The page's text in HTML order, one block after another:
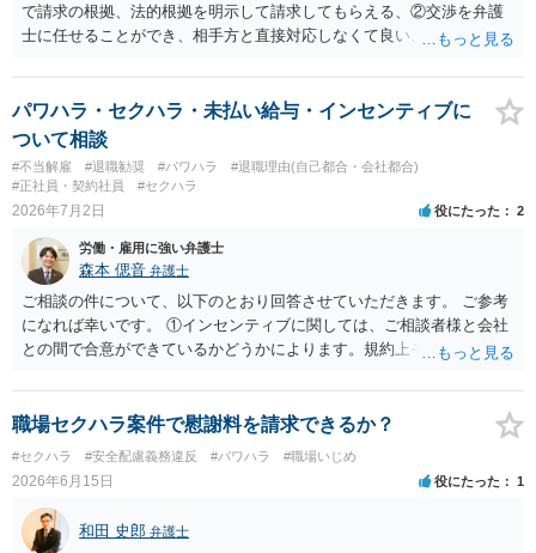
で請求の根拠、法的根拠を明示して請求してもらえる、②交渉を弁護
士に任せることができ、相手方と直接対応しなくて良い、というとこ
請求は可能ですが、相手が任意に払うかどうかは分かりません。 ２
民事訴訟に証拠の制限はありませんが、秘密録音はプライバシー保護
の観点から、裁判の証拠にする場合には注意が必要です(証拠排除され
る場合があります。)。 ３ 会社がどういう証拠に基づいて、誰が判断
したかわかりませんが、会社がセクハラ認定しなかったからといっ
て、裁判所も認定しないとは限りません。具体的な証拠とそれで認定
しないようにして下さい。そういう報復的なことをしなければ名誉毀
損にはなりません。反訴は貴女が加害行為をしなければ、通常は起こ
されません。 ５ 裁判をして、和解すれば和解金が入ります。 勝訴
判決を得て確定すれば、判決認容額を払ってもらいます。任意に支払
わない場合には、給与や預貯金、不動産などの財産を差押えます。
難易度によって変わります。また、現在は弁護士報酬は自由化されて
いますので、依頼する弁護士によっても費用は変わってきます。
パワハラ・セクハラ・未払い給与・インセンティブに
ついて相談
#不当解雇 #退職勧奨 #パワハラ
#退職理由(自己都合・会社都合)
#正社員・契約社員
#セクハラ
2026年7月2日 役にたった 2
労働・雇用に強い弁護士
森本 偲音 弁護士
ご相談の件について、以下のとおり回答させていただきます。 ご参考
になれば幸いです。 ①インセンティブに関しては、ご相談者様と会社
との間で合意ができているかどうかによります。規約上そのような合
は口頭でも成立しますが、裁判等で争点となった場合には録音等の証
拠がない限り立証が困難となり、請求が認められない可能性がござい
ます。 ②未払給与に関しては労務を提供しているのにもかかわらず支
払われていない場合は、契約違反となりますので請求可能かと存じま
す。 ③休日・時間外労働については、休日・時間外労働があったこと
を示す証拠があるかまずは確認する必要があるかと存じます。 ④パワ
ハラ・セクハラに関しては、具体的な言動の内容によって判断が分か
職場セクハラ案件で慰謝料を請求できるか？
#セクハラ #安全配慮義務違反 #パワハラ #職場いじめ
2026年6月15日 役にたった 1
和田 史郎 弁護士